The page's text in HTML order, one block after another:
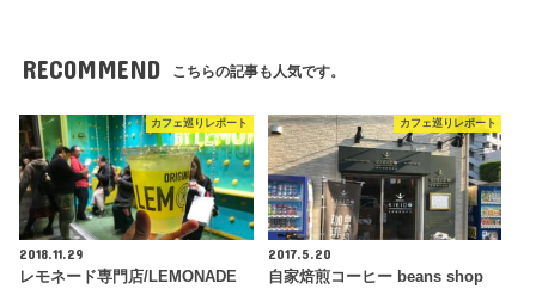
RECOMMEND こちらの記事も人気です。
カフェ巡りレポート
2018.11.29
レモネード専門店/LEMONADE
カフェ巡りレポート
2017.5.20
自家焙煎コーヒー beans shop